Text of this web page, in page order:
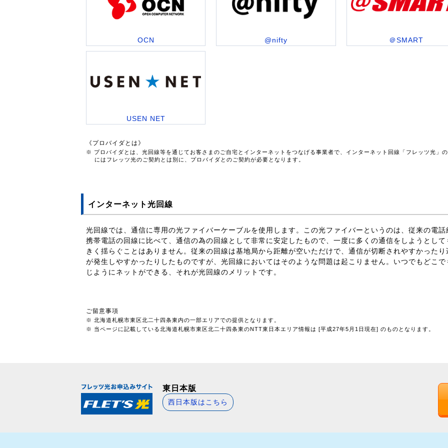
OCN @nifty ＠SMART
USEN NET
《プロバイダとは》
※ プロバイダとは、光回線等を通じてお客さまのご自宅とインターネットをつなげる事業者で、インターネット回線「フレッツ光」
にはフレッツ光のご契約とは別に、プロバイダとのご契約が必要となります。
インターネット光回線
光回線では、通信に専用の光ファイバーケーブルを使用します。この光ファイバーというのは、従来の電話
携帯電話の回線に比べて、通信の為の回線として非常に安定したもので、一度に多くの通信をしようとして
きく揺らぐことはありません。従来の回線は基地局から距離が空いただけで、通信が切断されやすかったり
が発生しやすかったりしたものですが、光回線においてはそのような問題は起こりません。いつでもどこで
じようにネットができる、それが光回線のメリットです。
ご留意事項
※ 北海道札幌市東区北二十四条東内の一部エリアでの提供となります。
※ 当ページに記載している北海道札幌市東区北二十四条東のNTT東日本エリア情報は [平成27年5月1日現在] のものとなります。
東日本版
西日本版はこちら